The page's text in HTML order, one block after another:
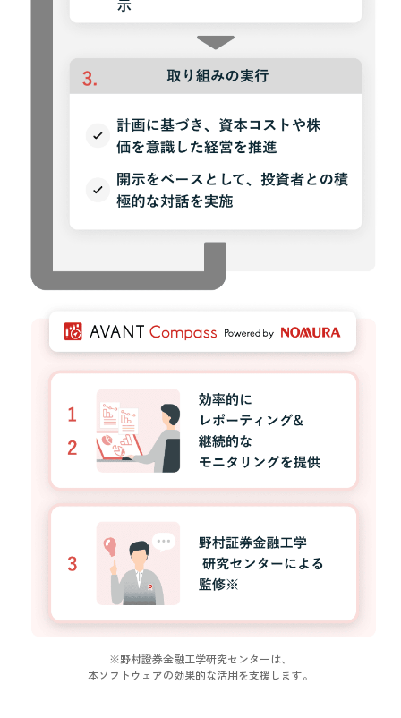
※野村證券金融工学研究センターは、
本ソフトウェアの効果的な活用を支援します。